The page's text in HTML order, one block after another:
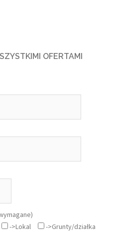
OFERTAMI
->Lokal
->Grunty/działka